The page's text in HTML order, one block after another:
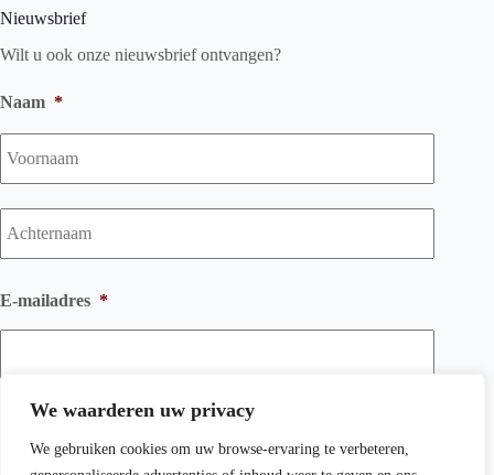
We waarderen uw privacy
We gebruiken cookies om uw browse-ervaring te verbeteren,
Nieuwsbrief
Wilt u ook onze nieuwsbrief ontvangen?
Naam *
E-mailadres *